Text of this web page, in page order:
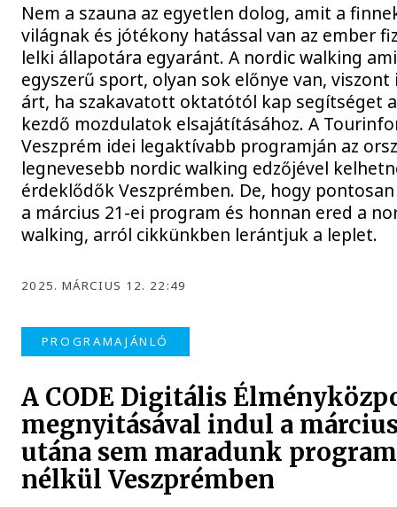
Nem a szauna az egyetlen dolog, amit a
világnak és jótékony hatással van az ember
lelki állapotára egyaránt. A nordic walking
egyszerű sport, olyan sok előnye van,
árt, ha szakavatott oktatótól kap segítséget
kezdő mozdulatok elsajátításához. A
Veszprém idei legaktívabb programján az
legnevesebb nordic walking edzőjével
érdeklődők Veszprémben. De, hogy
a március 21-ei program és honnan ered a
walking, arról cikkünkben lerántjuk a leplet.
2025. MÁRCIUS 12. 22:49
PROGRAMAJÁNLÓ
A CODE Digitális
megnyitásával indul a
utána sem maradunk
nélkül Veszprémben